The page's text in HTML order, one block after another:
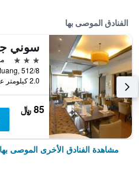
الفنادق الموصى بها
3 نجوم
2.0 كيلومتر عن وسط المدينة
85 ﷼
مشاهدة الفنادق الأخرى الموصى بها